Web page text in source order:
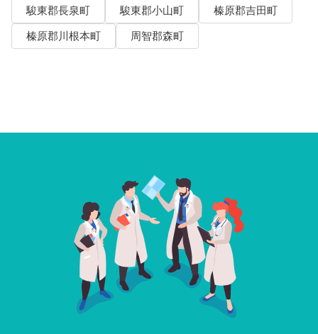
駿東郡長泉町
駿東郡小山町
榛原郡吉田町
榛原郡川根本町
周智郡森町